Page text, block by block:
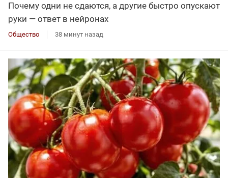
Почему одни не сдаются, а другие быстро опускают
руки — ответ в нейронах
Общество 38 минут назад